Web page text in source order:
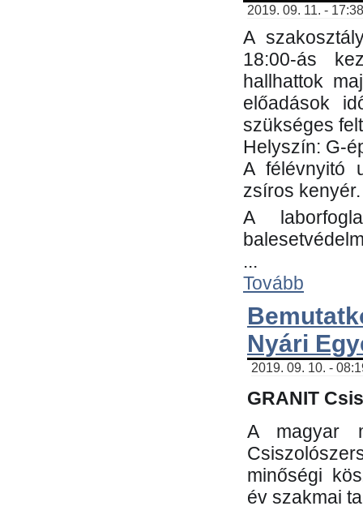
2019. 09. 11. -
A
18:00-ás
hallhattok
előadások
szükséges
Helyszín: G-
A félévnyitó
zsíros kenyér.
A
...
Tovább
Nyári
2019. 09. 10. -
GRANIT
A magyar
minőségi
év szakmai